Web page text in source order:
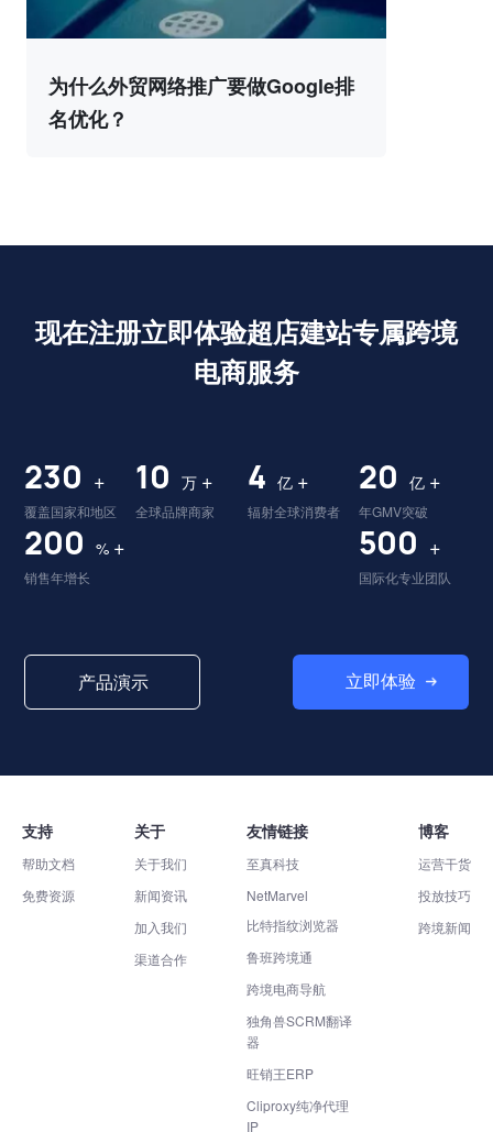
为什么外贸网络推广要做Google排
名优化？
现在注册立即体验超店建站专属跨境
电商服务
230 +
覆盖国家和地区
10 万 +
全球品牌商家
4 亿 +
辐射全球消费者
20 亿 +
年GMV突破
200 % +
销售年增长
500 +
国际化专业团队
产品演示 立即体验
支持
帮助文档
免费资源
关于
关于我们
新闻资讯
加入我们
渠道合作
友情链接
至真科技
NetMarvel
比特指纹浏览器
鲁班跨境通
跨境电商导航
独角兽SCRM翻译
器
旺销王ERP
Cliproxy纯净代理
IP
博客
运营干货
投放技巧
跨境新闻